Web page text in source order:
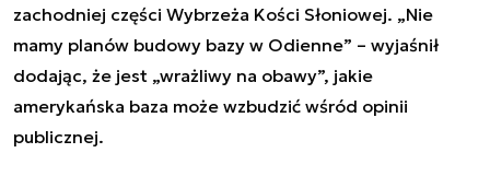
zachodniej części Wybrzeża Kości Słoniowej. „Nie
mamy planów budowy bazy w Odienne” – wyjaśnił
dodając, że jest „wrażliwy na obawy”, jakie
amerykańska baza może wzbudzić wśród opinii
publicznej.